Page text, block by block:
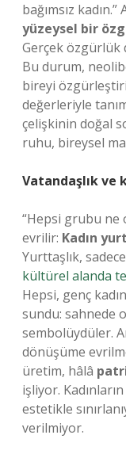
bağımsız
yüzeysel bir
Gerçek özgürlük
Bu durum,
bireyi
değerleriyle
çelişkinin doğal
ruhu, bireysel
Vatandaşlık
“Hepsi grubu ne
evrilir: Kadın
Yurttaşlık,
kültürel alanda
Hepsi, genç
sundu: sahnede
sembolüydüler.
dönüşüme
üretim, hâlâ
işliyor.
estetikle
verilmiyor.